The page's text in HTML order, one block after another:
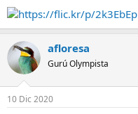
https://flic.kr/p/2k3EbEp
afloresa
Gurú Olympista
10 Dic 2020